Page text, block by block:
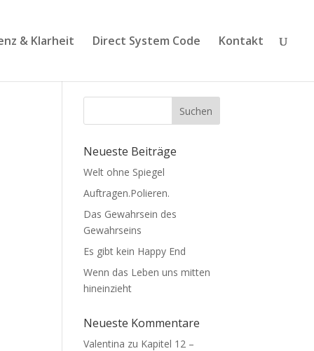
& Klarheit Direct System Code Kontakt
Suchen
Neueste Beiträge
Welt ohne Spiegel
Auftragen.Polieren.
Das Gewahrsein des
Gewahrseins
Es gibt kein Happy End
Wenn das Leben uns mitten
hineinzieht
Neueste Kommentare
Valentina zu Kapitel 12 –